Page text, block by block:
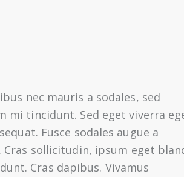
nec mauris a sodales, sed
mi tincidunt. Sed eget viverra
Fusce sodales augue a
Cras sollicitudin, ipsum eget
Cras dapibus. Vivamus